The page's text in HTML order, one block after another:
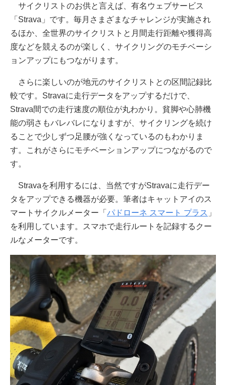
サイクリストのお供と言えば、有名ウェブサービス
「Strava」です。毎月さまざまなチャレンジが実施され
るほか、全世界のサイクリストと月間走行距離や獲得高
度などを競えるのが楽しく、サイクリングのモチベーシ
ョンアップにもつながります。
さらに楽しいのが地元のサイクリストとの区間記録比
較です。Stravaに走行データをアップするだけで、
Strava間での走行速度の順位が丸わかり。貧脚や心肺機
能の弱さもバレバレになりますが、サイクリングを続け
ることで少しずつ足腰が強くなっているのもわかりま
す。これがさらにモチベーションアップにつながるので
す。
Stravaを利用するには、当然ですがStravaに走行デー
タをアップできる機器が必要。筆者はキャットアイのス
マートサイクルメーター「 パドローネ スマート プラス 」
を利用しています。スマホで走行ルートを記録するクー
ルなメーターです。